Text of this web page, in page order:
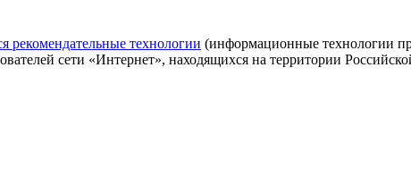
рекомендательные технологии (информационные технологии
сети «Интернет», находящихся на территории